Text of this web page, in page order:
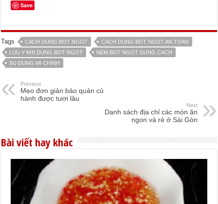
Save
Tags CACH DUNG BOT NGOT
CACH DUNG BOT NGOT AN TOAN
LUU Y KHI DUNG BOT NGOT
NEM BOT NGOT DUNG CACH
SU DUNG MI CHINH
Previous
Mẹo đơn giản bảo quản củ
hành được tươi lâu
Next
Danh sách địa chỉ các món ăn
ngon và rẻ ở Sài Gòn
Bài viết hay khác